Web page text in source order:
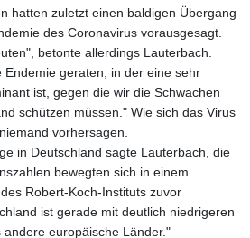
HRK 7.535359
HTG 150.674455
HUF 363.218435
IDR 20574.407074
ILS 3.467228
IMP 0.857003
INR 110.044414
IQD 1509.543707
IRR
1589861.560911
ISK 142.614473
JEP 0.857003
hatten zuletzt einen baldigen Übergang
des Coronavirus vorausgesagt.
betonte allerdings Lauterbach.
Endemie geraten, in der eine sehr
ist, gegen die wir die Schwachen
schützen müssen." Wie sich das Virus
vorhersagen.
in Deutschland sagte Lauterbach, die
bewegten sich in einem
Robert-Koch-Instituts zuvor
ist gerade mit deutlich niedrigeren
europäische Länder."